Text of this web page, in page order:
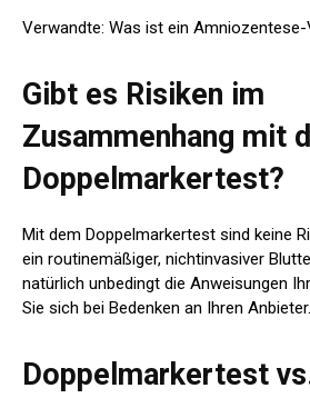
Verwandte: Was ist ein
Gibt es Risiken im
Zusammenhang mit
Doppelmarkertest?
Mit dem Doppelmarkertest sind keine
ein routinemäßiger, nichtinvasiver
natürlich unbedingt die Anweisungen
Sie sich bei Bedenken an Ihren Anbieter.
Doppelmarkertest